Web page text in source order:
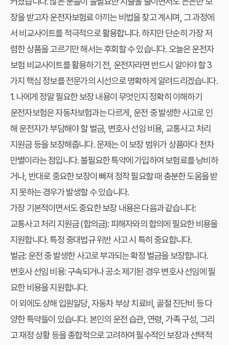
장을 받고자운전자보험료 아끼는 비법을 찾고 계시며, 그 과정에
서 비교사이트를 적극적으로 활용합니다. 하지만 단순히 가장 저
렴한 상품을 고르기만 해서는 후회할 수 있습니다. 오늘은 운전자
보험 비교사이트를 활용하기 전, 운전자라면 반드시 알아야 할 3
가지 핵심 정보를 전문가의 시선으로 명확하게 알려드리겠습니다.
1. 나에게 정말 필요한 보장 내용이 무엇인지 정확히 이해하기
운전자보험은 자동차보험과는 다르게, 운전 중 발생한 사고로 인
해 운전자가 부담해야 할 벌금, 변호사 선임 비용, 교통사고 처리
지원금 등을 보장해줍니다. 문제는 이 보장 범위가 상품마다 천차
만별이라는 점입니다. 불필요한 특약에 가입하여 보험료를 낭비하
거나, 반대로 중요한 보장이 빠져 정작 필요할 때 충분한 도움을 받
지 못하는 경우가 발생할 수 있습니다.
가장 기본적이면서도 중요한 보장 내용은 다음과 같습니다:
교통사고 처리 지원금 (합의금): 피해자와의 합의에 필요한 비용을
지원합니다. 특정 중대법규 위반 사고 시 특히 중요합니다.
벌금: 운전 중 발생한 사고로 부과되는 확정 벌금을 보장합니다.
변호사 선임 비용: 구속되거나 공소 제기된 경우 변호사 선임에 필
요한 비용을 지원합니다.
이 외에도 상해 입원일당, 자동차 부상 치료비, 골절 진단비 등 다
양한 특약들이 있습니다. 본인의 운전 습관, 연령, 가족 구성, 그리
고 재정 상황 등을 종합적으로 고려하여 필수적인 보장과 선택적